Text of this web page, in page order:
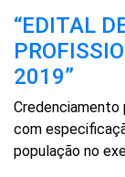
“EDITAL
2019”
Credenciamento
com
população no